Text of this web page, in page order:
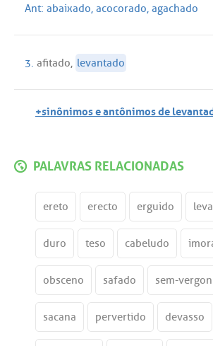
Ant: abaixado, acocorado, agachado
3. afitado, levantado
+sinônimos e antônimos de
PALAVRAS RELACIONADAS
ereto erecto erguido
duro teso cabeludo
obsceno safado sem-
sacana pervertido devasso